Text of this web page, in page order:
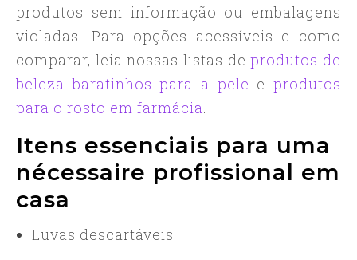
produtos sem informação ou embalagens
violadas. Para opções acessíveis e como
comparar, leia nossas listas deprodutos de
beleza baratinhos para a pele eprodutos
para o rosto em farmácia.
Itens essenciais para uma
nécessaire profissional em
casa
Luvas descartáveis